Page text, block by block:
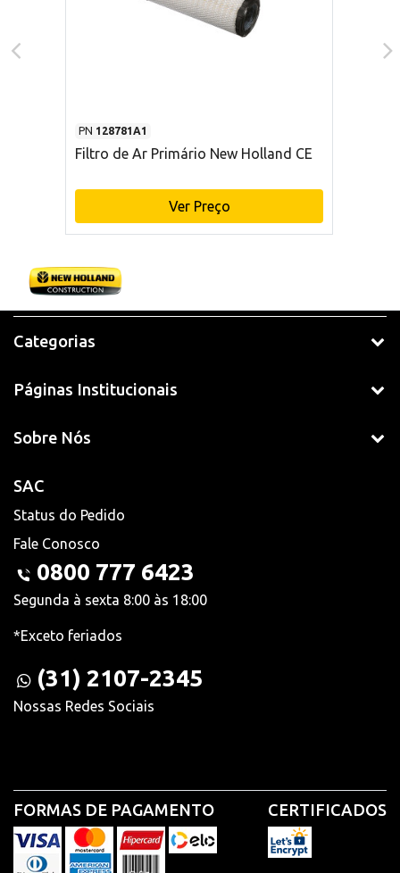
PN 128781A1
Filtro de Ar Primário New Holland CE
Ver Preço
Categorias
Páginas Institucionais
Sobre Nós
SAC
Status do Pedido
Fale Conosco
0800 777 6423
Segunda à sexta 8:00 às 18:00
*Exceto feriados
(31) 2107-2345
Nossas Redes Sociais
FORMAS DE PAGAMENTO CERTIFICADOS